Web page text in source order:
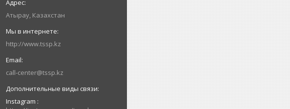
Атырау, Казахстан
http://www.tssp.kz
call-center@tssp.kz
Instagram